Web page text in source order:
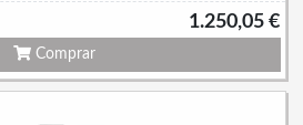
1.250,05 €
Comprar